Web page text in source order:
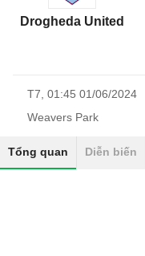
Drogheda United
T7, 01:45 01/06/2024
Weavers Park
Tổng quan Diễn biến